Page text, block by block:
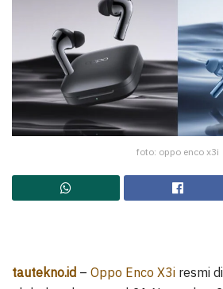
foto: oppo enco x3i
tautekno.id – Oppo Enco X3i resmi